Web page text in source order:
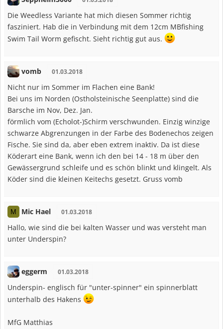
Die Weedless Variante hat mich diesen Sommer richtig
fasziniert. Hab die in Verbindung mit dem 12cm MBfishing
Swim Tail Worm gefischt. Sieht richtig gut aus.
vomb 01.03.2018
Nicht nur im Sommer im Flachen eine Bank!
Bei uns im Norden (Ostholsteinische Seenplatte) sind die
Barsche im Nov, Dez. Jan.
förmlich vom (Echolot-)Schirm verschwunden. Einzig winzige
schwarze Abgrenzungen in der Farbe des Bodenechos zeigen
Fische. Sie sind da, aber eben extrem inaktiv. Da ist diese
Köderart eine Bank, wenn ich den bei 14 - 18 m über den
Gewässergrund schleife und es schön blinkt und klingelt. Als
Köder sind die kleinen Keitechs gesetzt. Gruss vomb
M Mic Hael 01.03.2018
Hallo, wie sind die bei kalten Wasser und was versteht man
unter Underspin?
eggerm 01.03.2018
Underspin- englisch für "unter-spinner" ein spinnerblatt
unterhalb des Hakens
MfG Matthias